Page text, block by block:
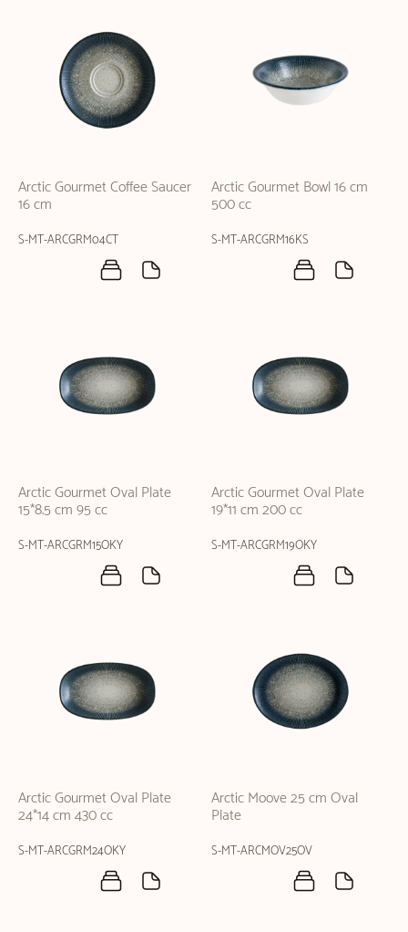
Arctic Gourmet Coffee Saucer
16 cm
S-MT-ARCGRM04CT
Arctic Gourmet Bowl 16 cm
500 cc
S-MT-ARCGRM16KS
Arctic Gourmet Oval Plate
15*8.5 cm 95 cc
S-MT-ARCGRM15OKY
Arctic Gourmet Oval Plate
19*11 cm 200 cc
S-MT-ARCGRM19OKY
Arctic Gourmet Oval Plate
24*14 cm 430 cc
S-MT-ARCGRM24OKY
Arctic Moove 25 cm Oval
Plate
S-MT-ARCMOV25OV